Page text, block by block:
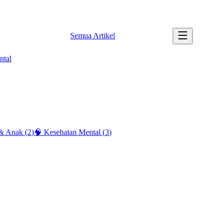
Semua Artikel
Anak (2)🧠 Kesehatan Mental (3)